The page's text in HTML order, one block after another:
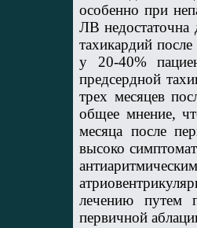
особенно при
ЛВ
тахикардий
у 20-40%
предсердной
трех месяцев
общее мнение,
месяца после
высоко
лечению путем
первичной